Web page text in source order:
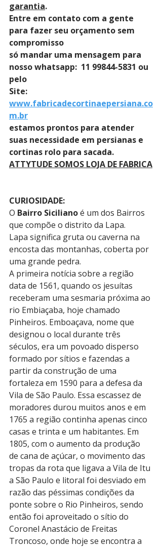
garantia.
Entre em contato com a gente
para fazer seu orçamento sem
compromisso
só mandar uma mensagem para
nosso whatsapp:  11 99844-5831 ou
pelo
Site:
www.fabricadecortinaepersiana.co
m.br
estamos prontos para atender
suas necessidade em persianas e
cortinas rolo para sacada.
ATTYTUDE SOMOS LOJA DE FABRICA
CURIOSIDADE:
O Bairro Siciliano é um dos Bairros
que compõe o distrito da Lapa.
Lapa significa gruta ou caverna na
encosta das montanhas, coberta por
uma grande pedra.
A primeira notícia sobre a região
data de 1561, quando os jesuítas
receberam uma sesmaria próxima ao
rio Embiaçaba, hoje chamado
Pinheiros. Emboaçava, nome que
designou o local durante três
séculos, era um povoado disperso
formado por sítios e fazendas a
partir da construção de uma
fortaleza em 1590 para a defesa da
Vila de São Paulo. Essa escassez de
moradores durou muitos anos e em
1765 a região continha apenas cinco
casas e trinta e um habitantes. Em
1805, com o aumento da produção
de cana de açúcar, o movimento das
tropas da rota que ligava a Vila de Itu
a São Paulo e litoral foi desviado em
razão das péssimas condições da
ponte sobre o Rio Pinheiros, sendo
então foi aproveitado o sítio do
Coronel Anastácio de Freitas
Troncoso, onde hoje se encontra a